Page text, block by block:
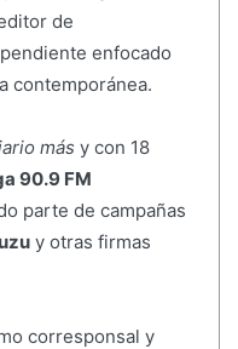
de
enfocado
contemporánea.
más y con 18
90.9 FM
parte de campañas
y otras firmas
corresponsal y